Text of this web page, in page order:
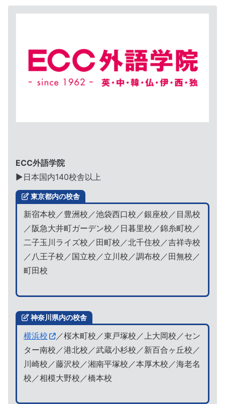
ECC外語学院
▶︎日本国内140校舎以上
東京都内の校舎
新宿本校／豊洲校／池袋西口校／銀座校／目黒校
／阪急大井町ガーデン校／日暮里校／錦糸町校／
二子玉川ライズ校／田町校／北千住校／吉祥寺校
／八王子校／国立校／立川校／調布校／田無校／
町田校
神奈川県内の校舎
横浜校
／桜木町校／東戸塚校／上大岡校／セン
ター南校／港北校／武蔵小杉校／新百合ヶ丘校／
川崎校／藤沢校／湘南平塚校／本厚木校／海老名
校／相模大野校／橋本校